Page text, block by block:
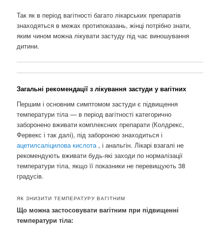
Так як в період вагітності багато лікарських препаратів
знаходяться в межах протипоказань, жінці потрібно знати,
яким чином можна лікувати застуду під час виношування
дитини.
Загальні рекомендації з лікування застуди у вагітних
Першим і основним симптомом застуди є підвищення
температури тіла — в період вагітності категорично
заборонено вживати комплексних препарати (Колдрекс,
Фервекс і так далі), під забороною знаходиться і
ацетилсаліцилова кислота , і анальгін. Лікарі взагалі не
рекомендують вживати будь-які заходи по нормалізації
температури тіла, якщо її показники не перевищують 38
градусів.
ЯК ЗНИЗИТИ ТЕМПЕРАТУРУ ВАГІТНИМ
Що можна застосовувати вагітним при підвищенні
температури тіла: